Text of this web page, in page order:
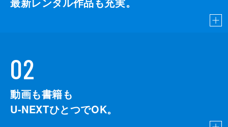
02
動画も書籍も
U-NEXTひとつでOK。